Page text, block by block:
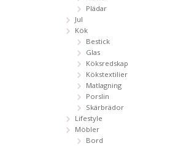
Plädar
Jul
Kök
Bestick
Glas
Köksredskap
Kökstextilier
Matlagning
Porslin
Skärbrädor
Lifestyle
Möbler
Bord